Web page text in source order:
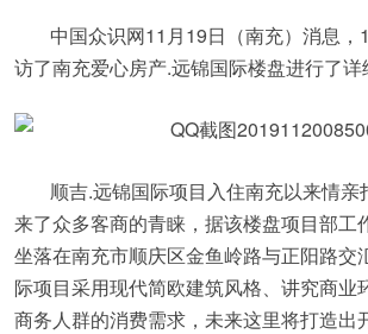
中国众识网11月19日（南充）消息，
访了南充爱心房产.远锦国际楼盘进行了详
顺吉.远锦国际项目入住南充以来情亲
来了众多客商的青睐，据该楼盘项目部工
坐落在南充市顺庆区金鱼岭路与正阳路交
际项目采用现代简欧建筑风格、讲究商业
商务人群的消费需求，未来这里将打造出